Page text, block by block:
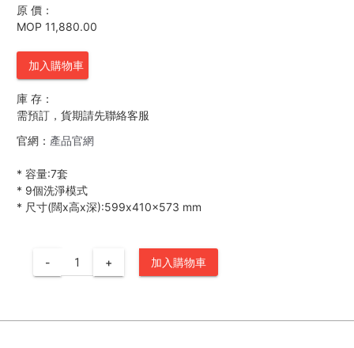
原 價：
MOP 11,880.00
加入購物車
庫 存：
需預訂，貨期請先聯絡客服
官網： 產品官網
* 容量:7套
* 9個洗淨模式
* 尺寸(闊x高x深):599x410x573 mm
- + 加入購物車